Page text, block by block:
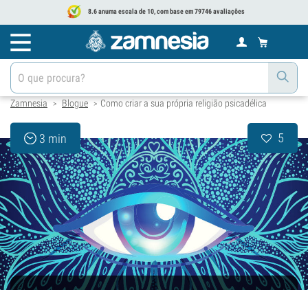
8.6 anuma escala de 10, com base em 79746 avaliações
Zamnesia > Blogue > Como criar a sua própria religião psicadélica
3 min 5